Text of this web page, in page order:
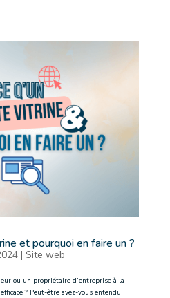
et pourquoi en faire un ?
| Site web
ou un propriétaire d’entreprise à la
? Peut-être avez-vous entendu